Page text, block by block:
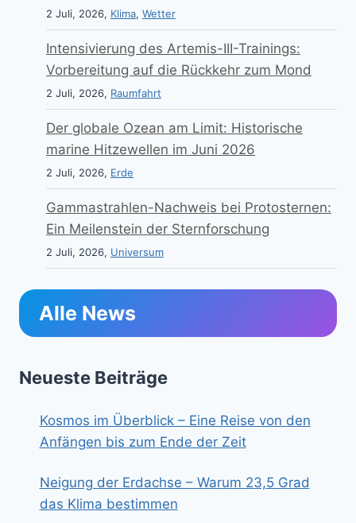
2 Juli, 2026, Klima, Wetter
Intensivierung des Artemis-III-Trainings:
Vorbereitung auf die Rückkehr zum Mond
2 Juli, 2026, Raumfahrt
Der globale Ozean am Limit: Historische
marine Hitzewellen im Juni 2026
2 Juli, 2026, Erde
Gammastrahlen-Nachweis bei Protosternen:
Ein Meilenstein der Sternforschung
2 Juli, 2026, Universum
Alle News
Neueste Beiträge
Kosmos im Überblick – Eine Reise von den
Anfängen bis zum Ende der Zeit
Neigung der Erdachse – Warum 23,5 Grad
das Klima bestimmen